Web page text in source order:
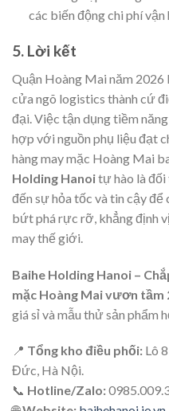
các biến động chi phí vận
5. Lời kết
Quận Hoàng Mai năm
cửa ngõ logistics thành cứ
đại. Việc tận dụng tiềm
hợp với nguồn phụ liệu đạt
hàng may mặc Hoàng Mai
Holding Hanoitự hào là
đến sự hỏa tốc và tin cậy
bứt phá rực rỡ, khẳng định
may thế giới.
Baihe Holding Hanoi –
mặc Hoàng Mai vươn tầm
giá sỉ và mẫu thử sản phẩm
📍 Tổng kho điều phối: Lô
Đức, Hà Nội.
📞 Hotline/Zalo: